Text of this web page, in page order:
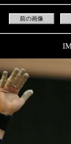
前の画像